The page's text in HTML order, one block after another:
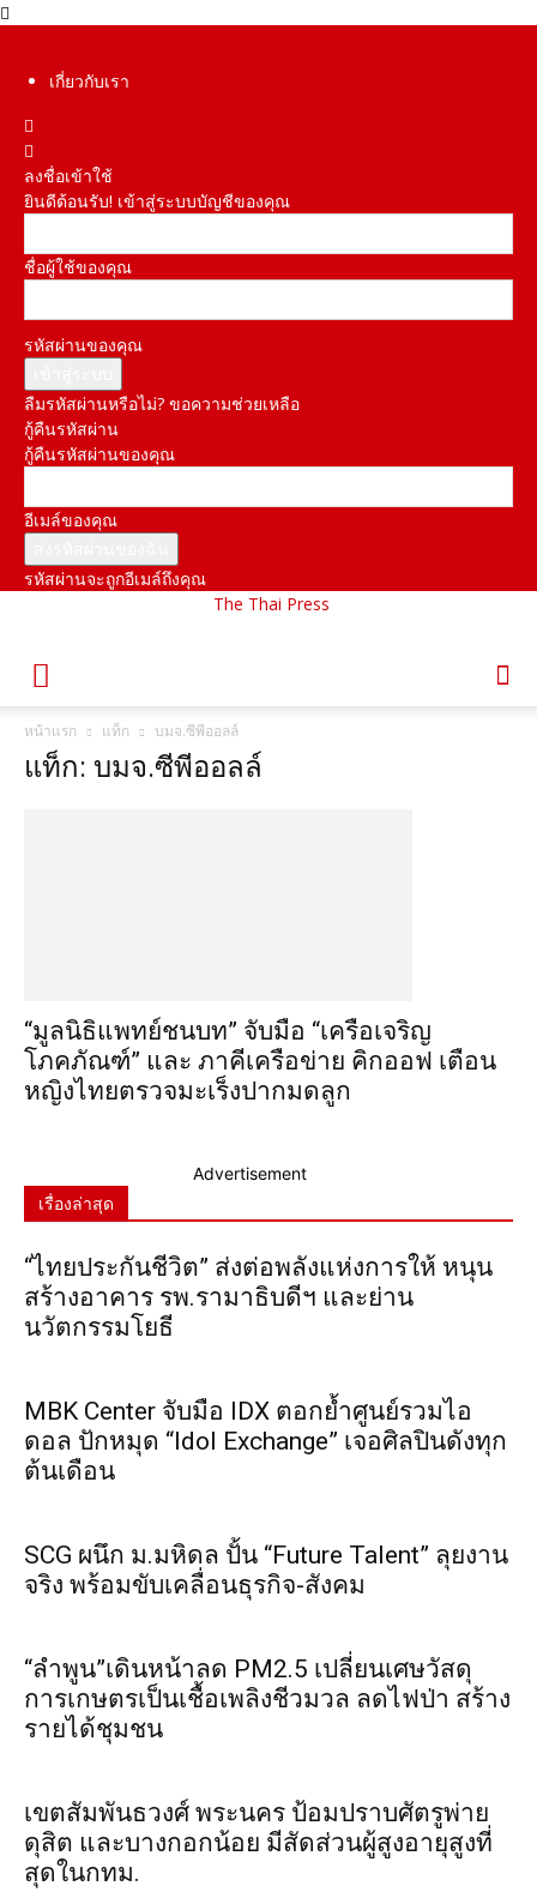
เกี่ยวกับเรา
ลงชื่อเข้าใช้
ยินดีต้อนรับ! เข้าสู่ระบบบัญชีของคุณ
ชื่อผู้ใช้ของคุณ
รหัสผ่านของคุณ
ลืมรหัสผ่านหรือไม่? ขอความช่วยเหลือ
กู้คืนรหัสผ่าน
กู้คืนรหัสผ่านของคุณ
อีเมล์ของคุณ
รหัสผ่านจะถูกอีเมล์ถึงคุณ
The Thai Press
หน้าแรก แท็ก บมจ.ซีพีออลล์
แท็ก: บมจ.ซีพีออลล์
“มูลนิธิแพทย์ชนบท” จับมือ “เครือเจริญ
โภคภัณฑ์” และ ภาคีเครือข่าย คิกออฟ เตือน
หญิงไทยตรวจมะเร็งปากมดลูก
Advertisement
เรื่องล่าสุด
“ไทยประกันชีวิต” ส่งต่อพลังแห่งการให้ หนุน
สร้างอาคาร รพ.รามาธิบดีฯ และย่าน
นวัตกรรมโยธี
MBK Center จับมือ IDX ตอกย้ำศูนย์รวมไอ
ดอล ปักหมุด “Idol Exchange” เจอศิลปินดังทุก
ต้นเดือน
SCG ผนึก ม.มหิดล ปั้น “Future Talent” ลุยงาน
จริง พร้อมขับเคลื่อนธุรกิจ-สังคม
“ลำพูน”เดินหน้าลด PM2.5 เปลี่ยนเศษวัสดุ
การเกษตรเป็นเชื้อเพลิงชีวมวล ลดไฟป่า สร้าง
รายได้ชุมชน
เขตสัมพันธวงศ์ พระนคร ป้อมปราบศัตรูพ่าย
ดุสิต และบางกอกน้อย มีสัดส่วนผู้สูงอายุสูงที่
สุดในกทม.